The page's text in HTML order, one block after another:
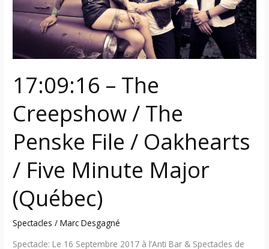
17:09:16 – The
Creepshow / The
Penske File / Oakhearts
/ Five Minute Major
(Québec)
Spectacles /Marc Desgagné
Spectacle: Le 16 Septembre 2017 à l’Anti Bar & Spectacles de
File
/
Oakhearts
/
Minute
(Québec)